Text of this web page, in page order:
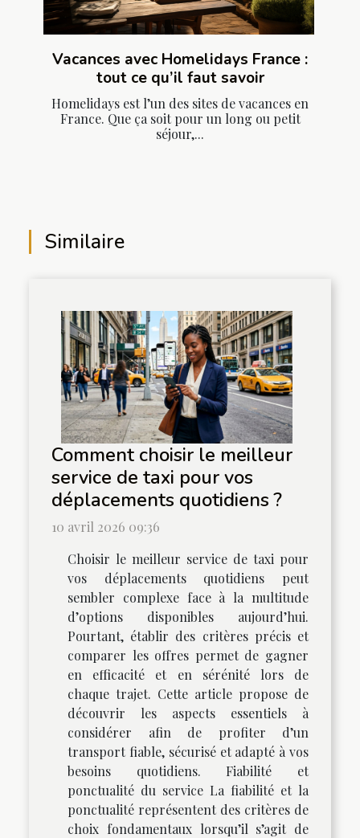
Vacances avec Homelidays France :
tout ce qu’il faut savoir
Homelidays est l’un des sites de vacances en
France. Que ça soit pour un long ou petit
séjour,...
Similaire
Comment choisir le meilleur
service de taxi pour vos
déplacements quotidiens ?
10 avril 2026 09:36
Choisir le meilleur service de taxi pour
vos déplacements quotidiens peut
sembler complexe face à la multitude
d’options disponibles aujourd’hui.
Pourtant, établir des critères précis et
comparer les offres permet de gagner
en efficacité et en sérénité lors de
chaque trajet. Cette article propose de
découvrir les aspects essentiels à
considérer afin de profiter d’un
transport fiable, sécurisé et adapté à vos
besoins quotidiens. Fiabilité et
ponctualité du service La fiabilité et la
ponctualité représentent des critères de
choix fondamentaux lorsqu’il s’agit de